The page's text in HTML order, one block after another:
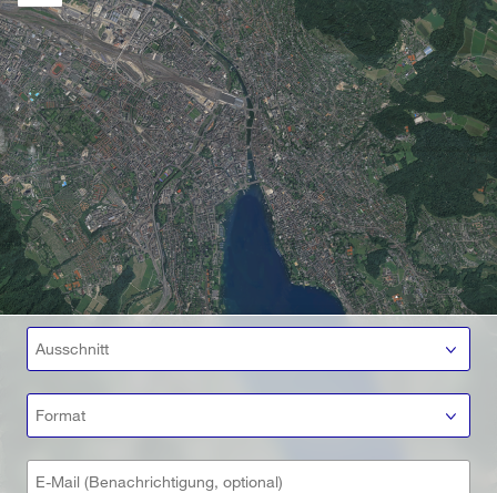
Ausschnitt
Format
E-Mail (Benachrichtigung, optional)